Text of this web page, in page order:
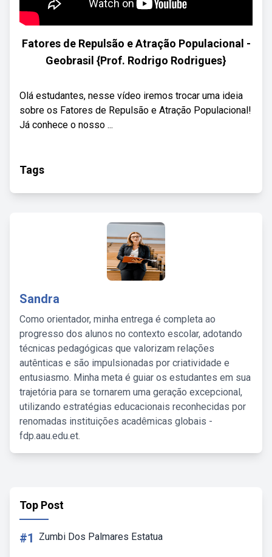
Fatores de Repulsão e Atração Populacional -
Geobrasil {Prof. Rodrigo Rodrigues}
Olá estudantes, nesse vídeo iremos trocar uma ideia
sobre os Fatores de Repulsão e Atração Populacional!
Já conhece o nosso ...
Tags
Sandra
Como orientador, minha entrega é completa ao
progresso dos alunos no contexto escolar, adotando
técnicas pedagógicas que valorizam relações
autênticas e são impulsionadas por criatividade e
entusiasmo. Minha meta é guiar os estudantes em sua
trajetória para se tornarem uma geração excepcional,
utilizando estratégias educacionais reconhecidas por
renomadas instituições acadêmicas globais -
fdp.aau.edu.et.
Top Post
#1 Zumbi Dos Palmares Estatua